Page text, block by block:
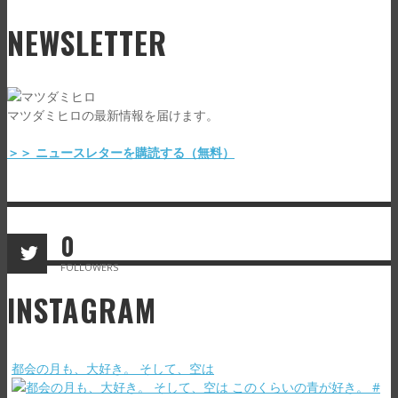
NEWSLETTER
マツダミヒロの最新情報を届けます。
＞＞ ニュースレターを購読する（無料）
0
FOLLOWERS
INSTAGRAM
都会の月も、大好き。 そして、空は